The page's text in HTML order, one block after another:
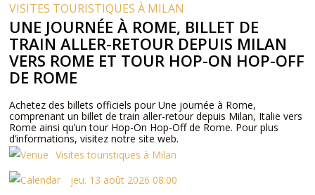
VISITES TOURISTIQUES À MILAN
UNE JOURNÉE À ROME, BILLET DE
TRAIN ALLER-RETOUR DEPUIS MILAN
VERS ROME ET TOUR HOP-ON HOP-OFF
DE ROME
Achetez des billets officiels pour Une journée à Rome,
comprenant un billet de train aller-retour depuis Milan, Italie vers
Rome ainsi qu’un tour Hop-On Hop-Off de Rome. Pour plus
d’informations, visitez notre site web.
Visites touristiques à Milan
jeu. 13 août 2026 08:00